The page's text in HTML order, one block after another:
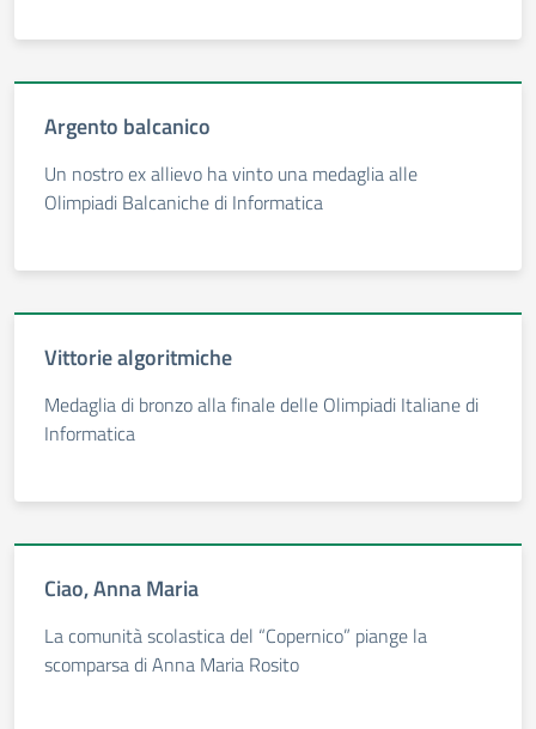
Argento balcanico
Un nostro ex allievo ha vinto una medaglia alle
Olimpiadi Balcaniche di Informatica
Vittorie algoritmiche
Medaglia di bronzo alla finale delle Olimpiadi Italiane di
Informatica
Ciao, Anna Maria
La comunità scolastica del “Copernico” piange la
scomparsa di Anna Maria Rosito